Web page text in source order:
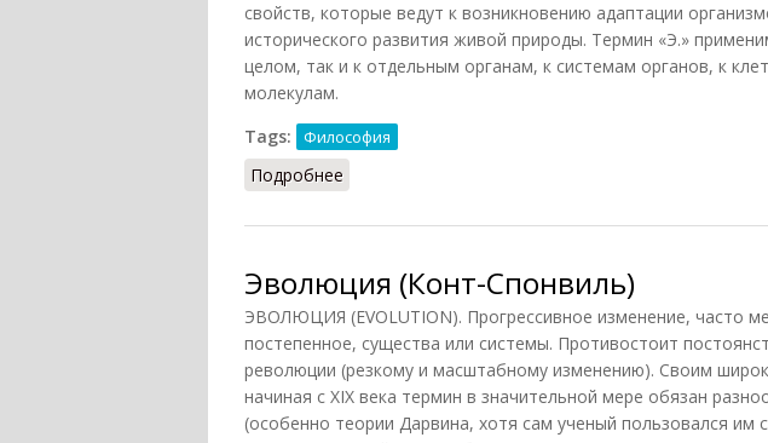
свойств, которые ведут к возникновению адаптации
исторического развития живой природы. Термин «Э.»
целом, так и к отдельным органам, к системам органов, к
молекулам.
Tags:
Философия
Подробнее
Эволюция (Конт-Спонвиль)
ЭВОЛЮЦИЯ (EVOLUTION). Прогрессивное изменение, часто
постепенное, существа или системы. Противостоит
революции (резкому и масштабному изменению). Своим
начиная с XIX века термин в значительной мере обязан
(особенно теории Дарвина, хотя сам ученый пользовался им